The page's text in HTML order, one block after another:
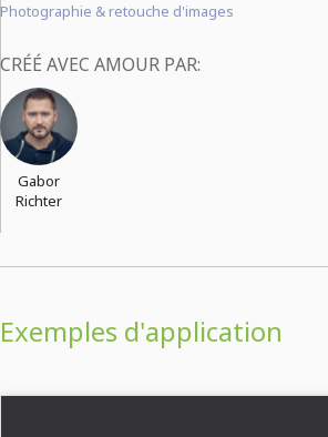
Photographie & retouche d'images
CRÉÉ AVEC AMOUR PAR:
Gabor
Richter
Exemples d'application